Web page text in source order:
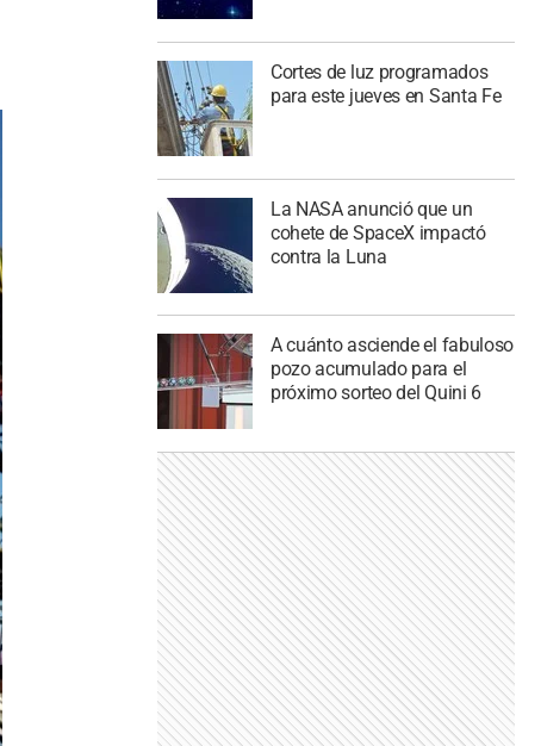
Cortes de luz programados
para este jueves en Santa Fe
La NASA anunció que un
cohete de SpaceX impactó
contra la Luna
A cuánto asciende el fabuloso
pozo acumulado para el
próximo sorteo del Quini 6